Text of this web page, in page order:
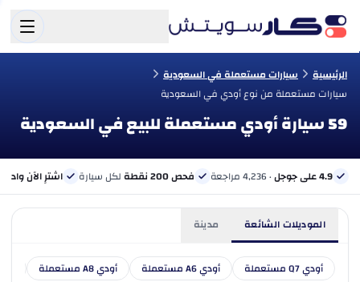
الرئيسية
سيارات مستعملة في السعودية
سيارات مستعملة من نوع أودي في السعودية
59 سيارة أودي مستعملة للبيع في السعودية
4.9 على جوجل · 4,236 مراجعة فحص 200 نقطة لكل سيارة اشترِ الآن
الموديلات الشائعة مدينة
أودي Q7 مستعملة أودي A6 مستعملة أودي A8 مستعملة